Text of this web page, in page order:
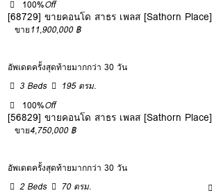
100%Off
[68729] ขายคอนโด สาธร เพลส [Sathorn Place]
ขาย11,900,000 ฿
อัพเดตครั้งสุดท้ายมากกว่า 30 วัน
3 Beds
195 ตรม.
100%Off
[56829] ขายคอนโด สาธร เพลส [Sathorn Place]
ขาย4,750,000 ฿
อัพเดตครั้งสุดท้ายมากกว่า 30 วัน
2 Beds
70 ตรม.